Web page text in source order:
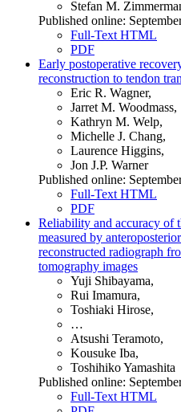
Stefan M.
Published online:
Full-Text HTML
PDF
Early postoperative
reconstruction to tendon
Eric R. Wagner,
Jarret M. Woodmass,
Kathryn M. Welp,
Michelle J. Chang,
Laurence Higgins,
Jon J.P. Warner
Published online:
Full-Text HTML
PDF
Reliability and accuracy of
measured by
reconstructed radiograph
tomography images
Yuji Shibayama,
Rui Imamura,
Toshiaki Hirose,
…
Atsushi Teramoto,
Kousuke Iba,
Toshihiko Yamashita
Published online:
Full-Text HTML